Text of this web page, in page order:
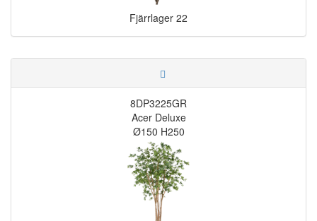
Fjärrlager 22
8DP3225GR
Acer Deluxe
Ø150 H250